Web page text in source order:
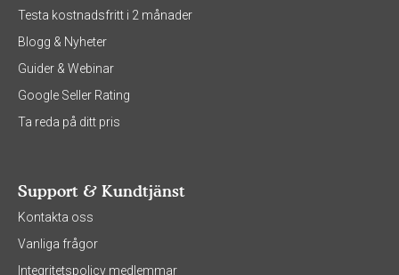
Testa kostnadsfritt i 2 månader
Blogg & Nyheter
Guider & Webinar
Google Seller Rating
Ta reda på ditt pris
Support & Kundtjänst
Kontakta oss
Vanliga frågor
Integritetspolicy medlemmar